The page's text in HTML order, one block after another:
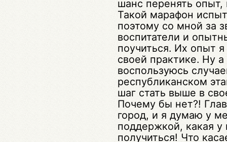
шанс перенять опыт,
Такой марафон
поэтому со мной за
воспитатели и
поучиться. Их опыт
своей практике. Ну
воспользуюсь
республиканском
шаг стать выше в
Почему бы нет?!
город, и я думаю у
поддержкой, какая
получиться! Что